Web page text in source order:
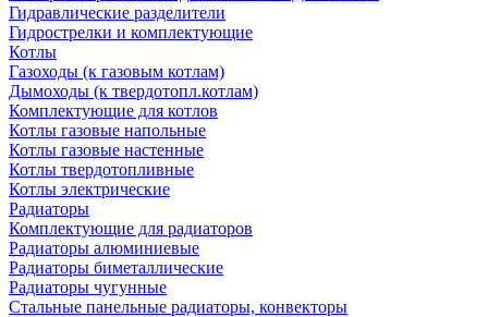
Гидравлические разделители
Гидрострелки и комплектующие
Котлы
Газоходы (к газовым котлам)
Дымоходы (к твердотопл.котлам)
Комплектующие для котлов
Котлы газовые напольные
Котлы газовые настенные
Котлы твердотопливные
Котлы электрические
Радиаторы
Комплектующие для радиаторов
Радиаторы алюминиевые
Радиаторы биметаллические
Радиаторы чугунные
Стальные панельные радиаторы, конвекторы